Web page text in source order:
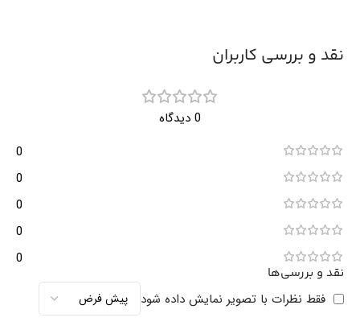
نقد و بررسی کاربران
0 دیدگاه
0
0
0
0
0
نقد و بررسی‌ها
فقط نظرات با تصویر نمایش داده شود